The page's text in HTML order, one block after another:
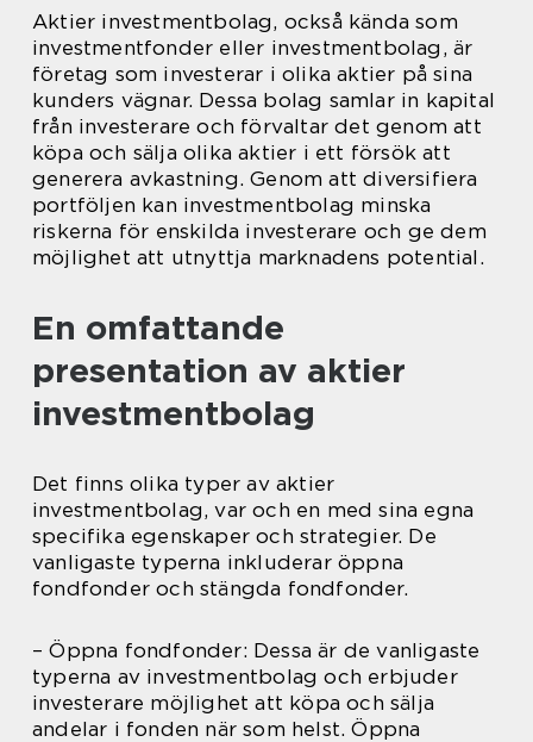
Aktier investmentbolag, också kända som
investmentfonder eller investmentbolag, är
företag som investerar i olika aktier på sina
kunders vägnar. Dessa bolag samlar in kapital
från investerare och förvaltar det genom att
köpa och sälja olika aktier i ett försök att
generera avkastning. Genom att diversifiera
portföljen kan investmentbolag minska
riskerna för enskilda investerare och ge dem
möjlighet att utnyttja marknadens potential.
En omfattande
presentation av aktier
investmentbolag
Det finns olika typer av aktier
investmentbolag, var och en med sina egna
specifika egenskaper och strategier. De
vanligaste typerna inkluderar öppna
fondfonder och stängda fondfonder.
– Öppna fondfonder: Dessa är de vanligaste
typerna av investmentbolag och erbjuder
investerare möjlighet att köpa och sälja
andelar i fonden när som helst. Öppna